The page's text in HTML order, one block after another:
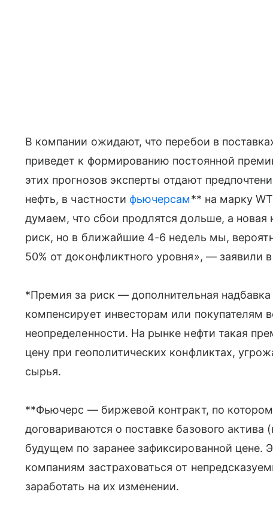
В компании ожидают, что перебои в
приведет к формированию постоянной
этих прогнозов эксперты отдают
нефть, в частности фьючерсам** на марку
думаем, что сбои продлятся дольше, а
риск, но в ближайшие 4-6 недель мы,
50% от доконфликтного уровня», — заявили
*Премия за риск — дополнительная
компенсирует инвесторам или
неопределенности. На рынке нефти такая
цену при геополитических конфликтах,
сырья.
**Фьючерс — биржевой контракт, по
договариваются о поставке базового
будущем по заранее зафиксированной цене.
компаниям застраховаться от
заработать на их изменении.